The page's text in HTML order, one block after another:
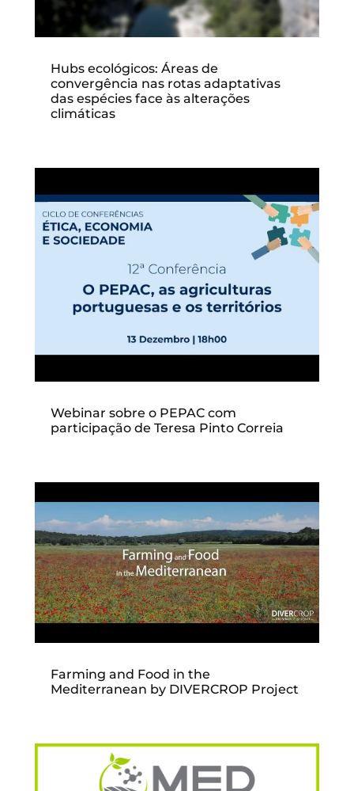
Hubs ecológicos: Áreas de
convergência nas rotas adaptativas
das espécies face às alterações
climáticas
Webinar sobre o PEPAC com
participação de Teresa Pinto Correia
Farming and Food in the
Mediterranean by DIVERCROP Project